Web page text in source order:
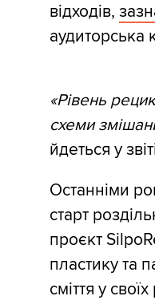
відходів,
аудиторська
«Рівень
схеми
йдеться у
Останніми
старт
проєкт
пластику та
сміття у